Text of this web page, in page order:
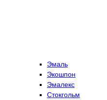
Эмаль
Экошпон
Эмалекс
Стокгольм